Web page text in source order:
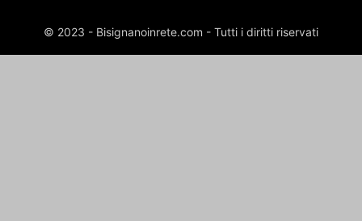
© 2023 - Bisignanoinrete.com - Tutti i diritti riservati